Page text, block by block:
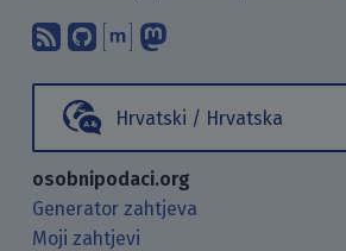
Pretplati se na naš
Pronađi nas na
Raspravljaj s
Hrvatski / Hrvatska
osobnipodaci.org
Generator zahtjeva
Moji zahtjevi